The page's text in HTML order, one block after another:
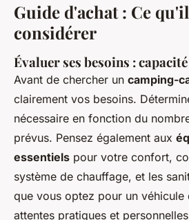
Guide d'achat : Ce
considérer
Évaluer ses besoins :
Avant de chercher un camping-
clairement vos besoins.
nécessaire en fonction du
prévus. Pensez également aux
essentiels pour votre confort,
système de chauffage, et les
que vous optez pour un
attentes pratiques et